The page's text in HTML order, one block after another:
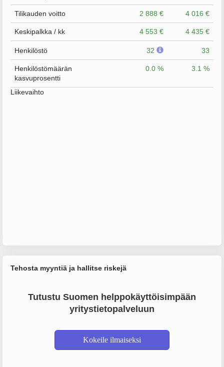
Tilikauden voitto 2 888 € 4 016 €
Keskipalkka / kk 4 553 € 4 435 €
Henkilöstö 32 33
Henkilöstömäärän
kasvuprosentti
0.0 % 3.1 %
Liikevaihto
Tehosta myyntiä ja hallitse riskejä
Tutustu Suomen helppokäyttöisimpään
yritystietopalveluun
Kokeile ilmaiseksi